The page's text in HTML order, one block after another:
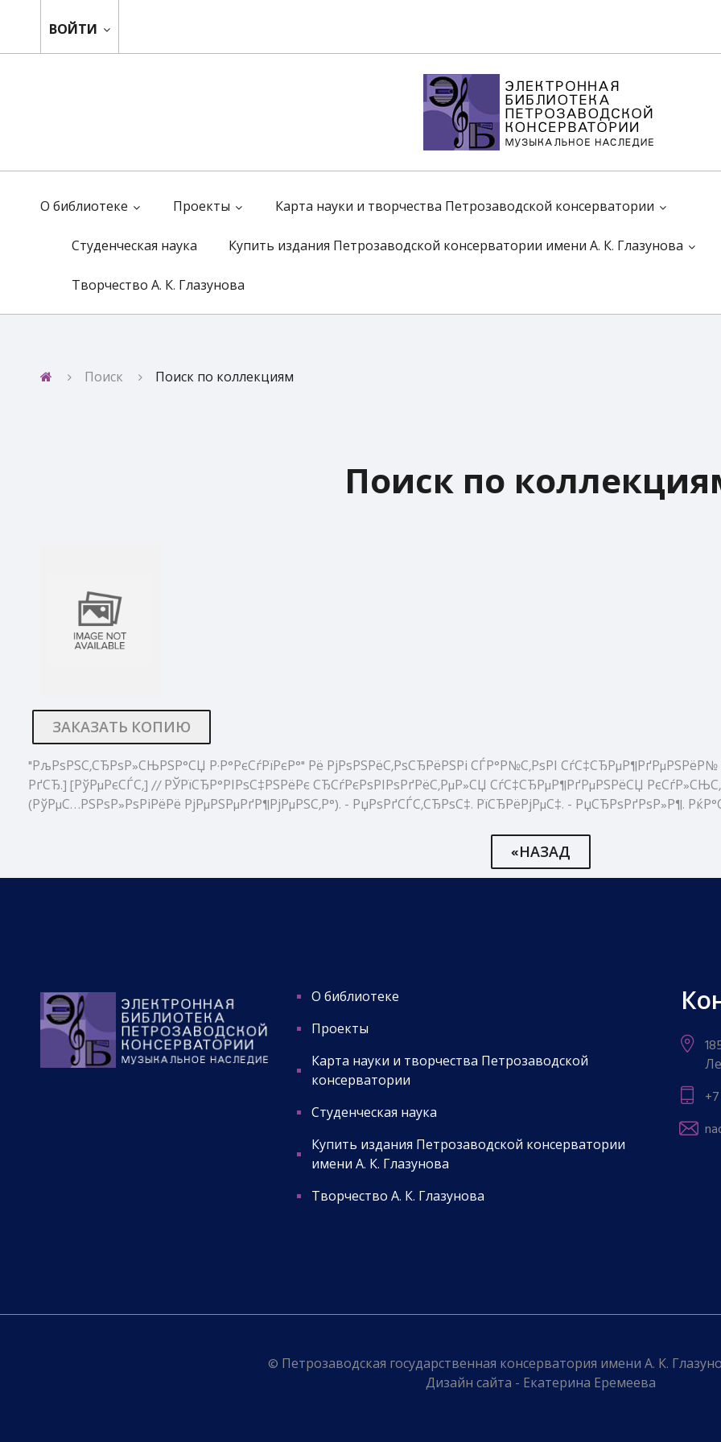
ВОЙТИ
О библиотеке Проекты
Карта науки и творчества Петрозаводской консерватории
Студенческая наука
Купить издания Петрозаводской консерватории имени А. К. Глазунова
Творчество А. К. Глазунова
Поиск Поиск по коллекциям
Поиск по
ЗАКАЗАТЬ КОПИЮ
"РљРѕРЅС‚СЂРѕР»СЊРЅР°СЏ Р·Р°РєСѓРїРєР°" Рё РјРѕРЅРёС‚РѕСЂРёРЅРі СЃР°Р№С‚РѕРІ
РґСЂ.] [РўРµРєСЃС‚] // РЎРїСЂР°РІРѕС‡РЅРёРє СЂСѓРєРѕРІРѕРґРёС‚РµР»СЏ СѓС‡СЂРµР¶РґРµРЅРёСЏ
(РўРµС…РЅРѕР»РѕРіРёРё РјРµРЅРµРґР¶РјРµРЅС‚Р°). - РџРѕРґСЃС‚СЂРѕС‡. РїСЂРёРјРµС‡. - РџСЂРѕРґРѕР»Р¶.
«НАЗАД
О библиотеке
Проекты
Карта науки и творчества Петрозаводской
консерватории
Студенческая наука
Купить издания Петрозаводской консерватории
имени А. К. Глазунова
Творчество А. К. Глазунова
© Петрозаводская государственная консерватория имени А. К.
Дизайн сайта - Екатерина Еремеева